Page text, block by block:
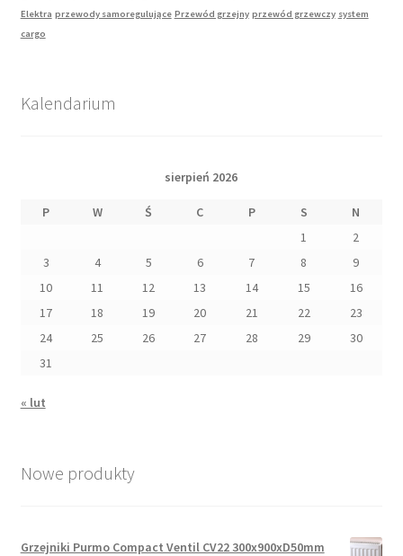
Elektra przewody samoregulujące Przewód grzejny przewód grzewczy system
cargo
Kalendarium
sierpień 2026
P W Ś C P S
N
1
2
3
4 5 6 7 8
9
10
11 12 13 14 15
16
17
18 19 20 21 22
23
24
25 26 27 28 29
30
31
« lut
Nowe produkty
Grzejniki Purmo Compact Ventil CV22 300x900xD50mm